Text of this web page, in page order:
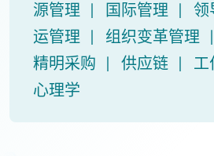
源管理
国际管理 领
运管理
组织变革管理
精明采购
供应链
工
心理学